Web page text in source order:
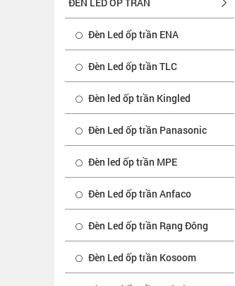
Đèn Led ốp trần ENA
Đèn Led ốp trần TLC
Đèn led ốp trần Kingled
Đèn Led ốp trần Panasonic
Đèn led ốp trần MPE
Đèn Led ốp trần Anfaco
Đèn Led ốp trần Rạng Đông
Đèn Led ốp trần Kosoom